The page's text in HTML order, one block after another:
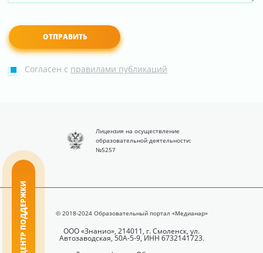
Согласен с правилами публикаций
Лицензия на осуществление
образовательной деятельности:
№5257
© 2018-2024 Образовательный портал «Медианар»
ООО «Знанио», 214011, г. Смоленск, ул.
Автозаводская, 50А-5-9, ИНН 6732141723.
ЦЕНТР ПОДДЕРЖКИ